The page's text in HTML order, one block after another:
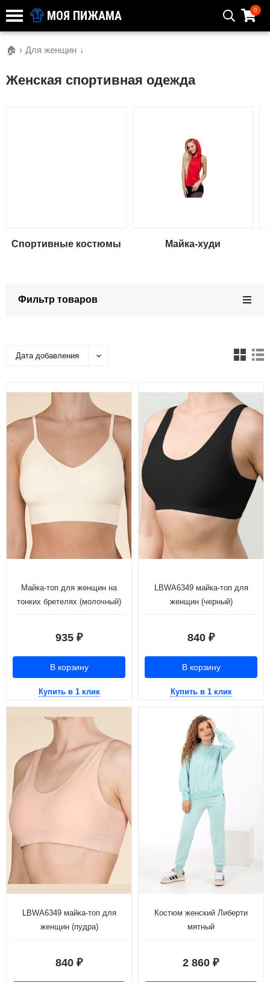
МОЯ ПИЖАМА 0
🏠 › Для женщин ↓
Женская спортивная одежда
Спортивные костюмы Майка-худи
Фильтр товаров
Дата добавления
Майка-топ для женщин на
тонких бретелях (молочный)
935 ₽
В корзину
Купить в 1 клик
LBWA6349 майка-топ для
женщин (черный)
840 ₽
В корзину
Купить в 1 клик
LBWA6349 майка-топ для
женщин (пудра)
840 ₽
Костюм женский Либерти
мятный
2 860 ₽